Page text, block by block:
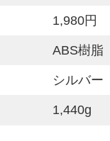
1,980円
ABS樹脂
シルバー
1,440g